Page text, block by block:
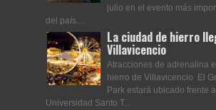
julio en el evento más
del país....
La ciudad de hierro
Villavicencio
Atracciones de adrenalina
hierro de Villavicencio El
Park estará ubicado frente
Universidad Santo T...